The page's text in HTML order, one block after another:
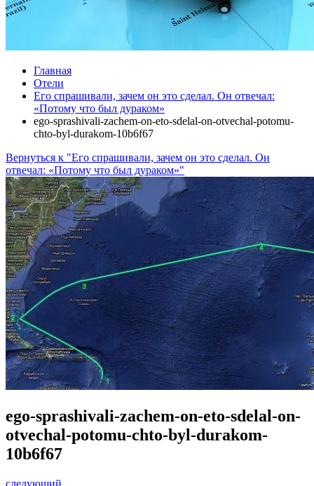
Главная
Отели
Его спрашивали, зачем он это сделал. Он отвечал:
«Потому что был дураком»
ego-sprashivali-zachem-on-eto-sdelal-on-otvechal-potomu-
chto-byl-durakom-10b6f67
Вернуться к "Его спрашивали, зачем он это сделал. Он
отвечал: «Потому что был дураком»"
ego-sprashivali-zachem-on-eto-sdelal-on-
otvechal-potomu-chto-byl-durakom-
10b6f67
следующий